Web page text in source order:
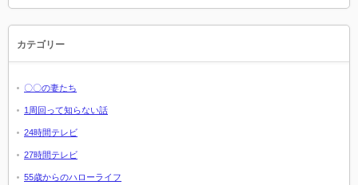
カテゴリー
〇〇の妻たち
1周回って知らない話
24時間テレビ
27時間テレビ
55歳からのハローライフ